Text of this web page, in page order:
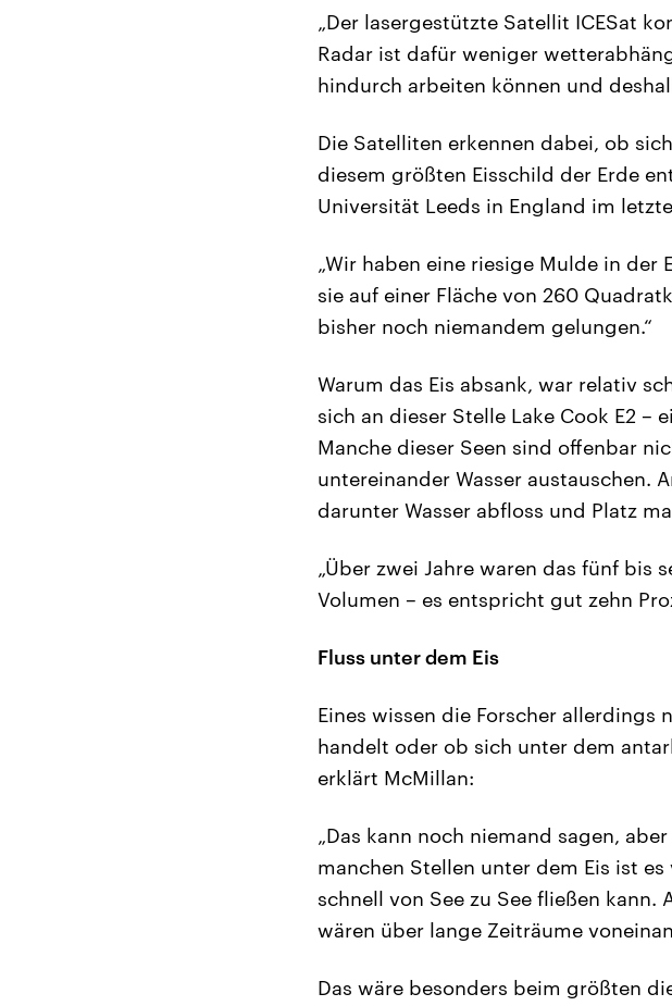
„Der lasergestützte Satellit ICESat
Radar ist dafür weniger
hindurch arbeiten können und
Die Satelliten erkennen dabei, ob
diesem größten Eisschild der Erde
Universität Leeds in England im
„Wir haben eine riesige Mulde in der
sie auf einer Fläche von 260
bisher noch niemandem gelungen.“
Warum das Eis absank, war relativ
sich an dieser Stelle Lake Cook E2 –
Manche dieser Seen sind offenbar
untereinander Wasser austauschen.
darunter Wasser abfloss und Platz
„Über zwei Jahre waren das fünf bis
Volumen – es entspricht gut zehn
Fluss unter dem Eis
Eines wissen die Forscher allerdings
handelt oder ob sich unter dem
erklärt McMillan:
„Das kann noch niemand sagen,
manchen Stellen unter dem Eis ist
schnell von See zu See fließen
wären über lange Zeiträume
Das wäre besonders beim größten